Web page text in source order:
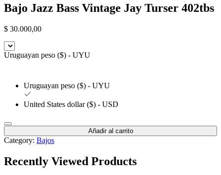
Bajo Jazz Bass Vintage Jay Turser 402tbs
$ 30.000,00
Uruguayan peso ($) - UYU
Uruguayan peso ($) - UYU
United States dollar ($) - USD
Añadir al carrito
Category: Bajos
Recently Viewed Products